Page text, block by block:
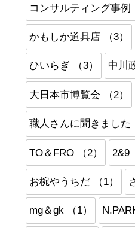
コンサルティング事例
かもしか道具店 （3）
ひいらぎ （3） 中川
大日本市博覧会 （2）
職人さんに聞きました
TO＆FRO （2） 2&9
お椀やうちだ （1）
mg＆gk （1）